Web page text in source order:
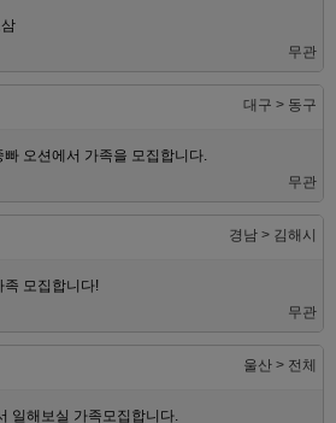
무관
대구 > 동구
오션에서 가족을 모집합니다.
무관
경남 > 김해시
족 모집합니다!
무관
울산 > 전체
일해보실 가족모집합니다.